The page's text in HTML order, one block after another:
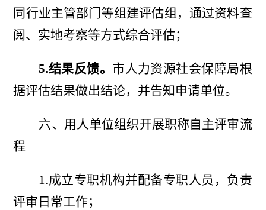
同行业主管部门等组建评估组，通过资料查
阅、实地考察等方式综合评估；
5.结果反馈。 市人力资源社会保障局根
据评估结果做出结论， 并告知申请单位。
六、用人单位组织开展职称自主评审流
程
1.成立专职机构并配备专职人员，负责
评审日常工作；